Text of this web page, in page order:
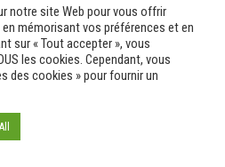
notre site Web pour vous offrir
mémorisant vos préférences et en
sur « Tout accepter », vous
les cookies. Cependant, vous
des cookies » pour fournir un